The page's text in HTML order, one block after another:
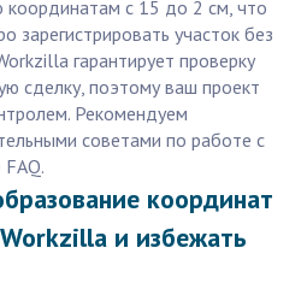
с 15 до 2 см, что
зарегистрировать участок без
гарантирует проверку
сделку, поэтому ваш проект
Рекомендуем
советами по работе с
координат
и избежать